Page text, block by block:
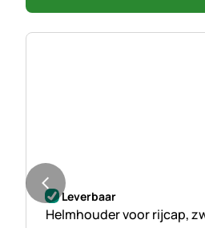
Nog geen beoordelingen
Leverbaar
Helmhouder voor rijcap,